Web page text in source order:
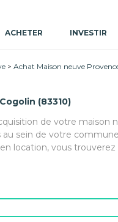
ACHETER INVESTIR
Achat Maison neuve
(83310)
de votre maison
sein de votre
location, vous